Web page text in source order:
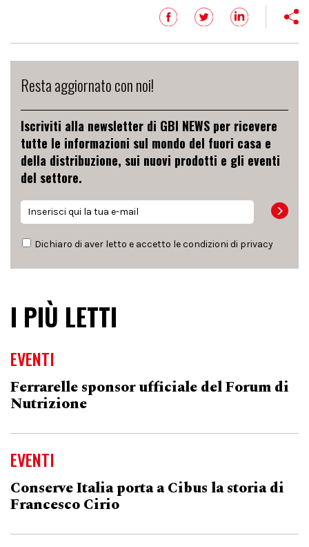
Resta aggiornato con noi!
Iscriviti alla newsletter di GBI NEWS per ricevere
tutte le informazioni sul mondo del fuori casa e
della distribuzione, sui nuovi prodotti e gli eventi
del settore.
Dichiaro di aver letto e accetto le condizioni di privacy
I PIÙ LETTI
EVENTI
Ferrarelle sponsor ufficiale del Forum di
Nutrizione
EVENTI
Conserve Italia porta a Cibus la storia di
Francesco Cirio